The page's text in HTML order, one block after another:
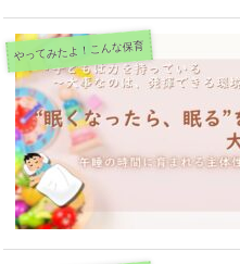
やってみたよ！こんな保育